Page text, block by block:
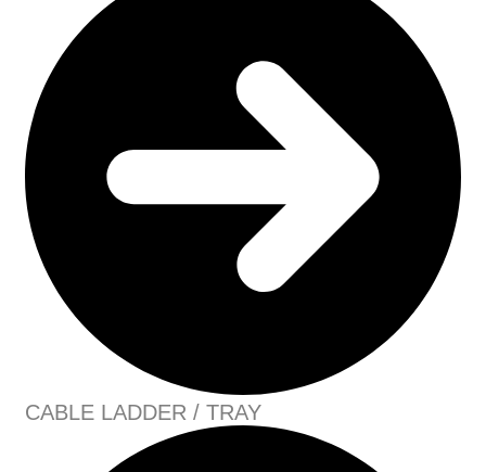
CABLE LADDER / TRAY